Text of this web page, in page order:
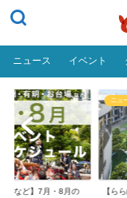
ニュース イベント
場など】7月・8月の
ニュ
【ら